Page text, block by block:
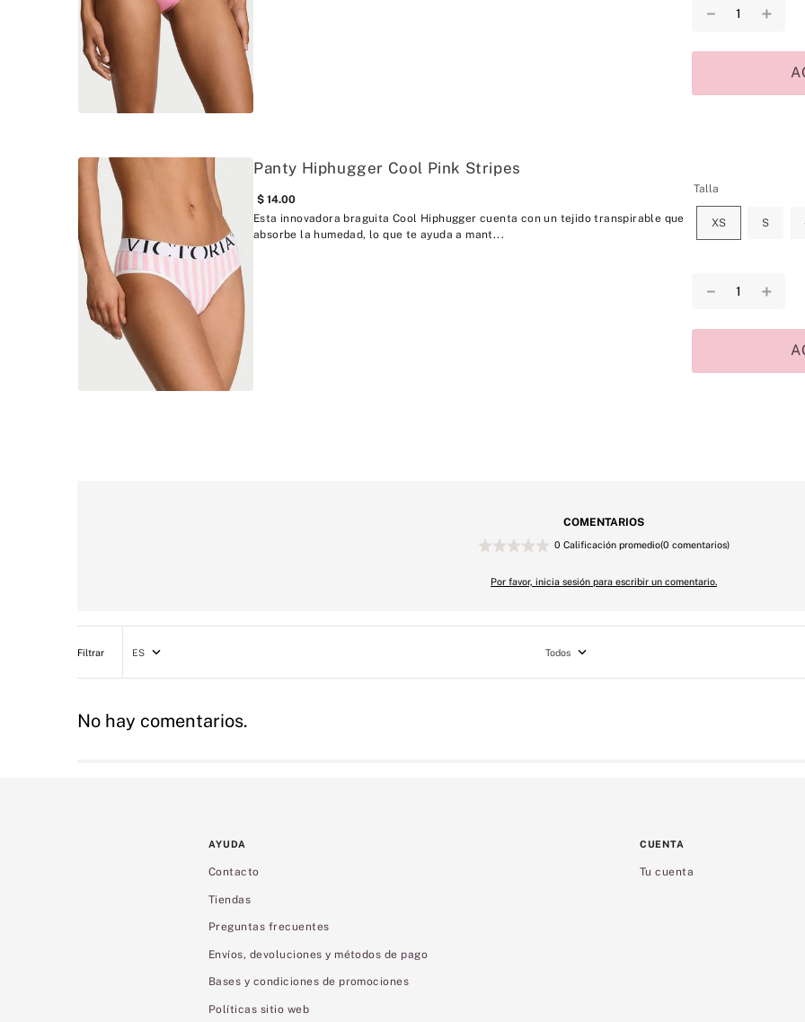
＋
－
Panty Hiphugger Cool Pink Stripes
14.00
Esta innovadora braguita Cool Hiphugger cuenta con un tejido transpirable que
absorbe la humedad, lo que te ayuda a mant...
Talla
XS S
＋
－
COMENTARIOS
0 Calificación promedio(0 comentarios)
Por favor, inicia sesión para escribir un comentario.
Todos
ES
No hay comentarios.
AYUDA
Contacto
Tiendas
Preguntas frecuentes
Envíos, devoluciones y métodos de pago
Bases y condiciones de promociones
Políticas sitio web
CUENTA
Tu cuenta